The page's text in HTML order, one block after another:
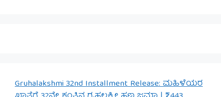
Gruhalakshmi 32nd Installment Release: ಮಹಿಳೆಯರ